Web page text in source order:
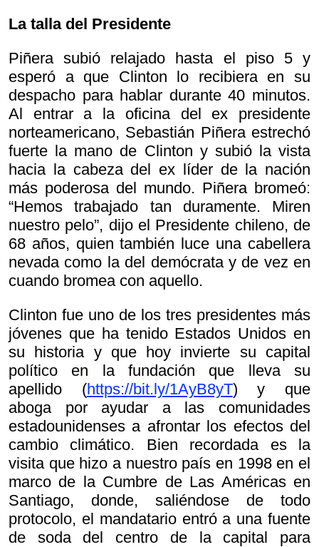
La talla del Presidente
Piñera subió relajado hasta el piso 5 y
esperó a que Clinton lo recibiera en su
despacho para hablar durante 40 minutos.
Al entrar a la oficina del ex presidente
norteamericano, Sebastián Piñera estrechó
fuerte la mano de Clinton y subió la vista
hacia la cabeza del ex líder de la nación
más poderosa del mundo. Piñera bromeó:
“Hemos trabajado tan duramente. Miren
nuestro pelo”, dijo el Presidente chileno, de
68 años, quien también luce una cabellera
nevada como la del demócrata y de vez en
cuando bromea con aquello.
Clinton fue uno de los tres presidentes más
jóvenes que ha tenido Estados Unidos en
su historia y que hoy invierte su capital
político en la fundación que lleva su
apellido (https://bit.ly/1AyB8yT) y que
aboga por ayudar a las comunidades
estadounidenses a afrontar los efectos del
cambio climático. Bien recordada es la
visita que hizo a nuestro país en 1998 en el
marco de la Cumbre de Las Américas en
Santiago, donde, saliéndose de todo
protocolo, el mandatario entró a una fuente
de soda del centro de la capital para